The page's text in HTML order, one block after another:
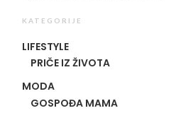
KATEGORIJE
LIFESTYLE
PRIČE IZ ŽIVOTA
MODA
GOSPOĐA MAMA